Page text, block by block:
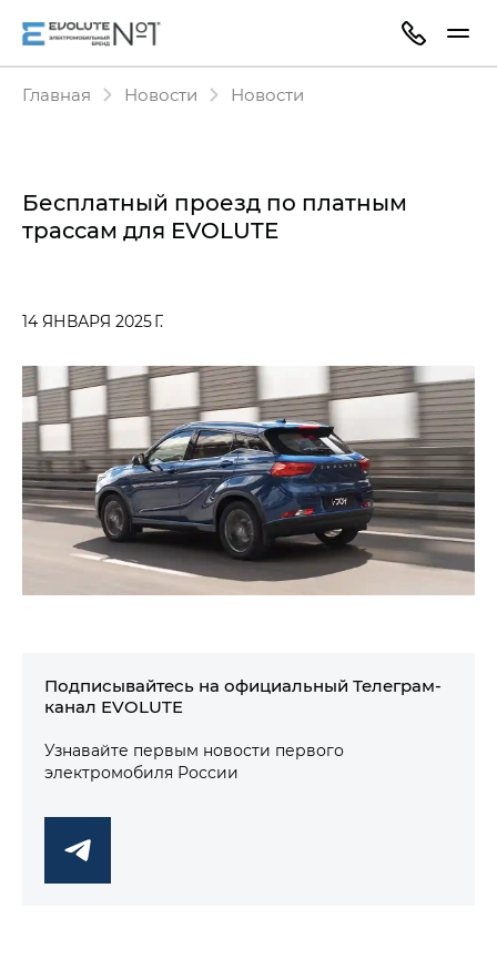
Главная Новости Новости
Бесплатный проезд по платным
трассам для EVOLUTE
14 ЯНВАРЯ 2025 Г.
Подписывайтесь на официальный Телеграм-
канал EVOLUTE
Узнавайте первым новости первого
электромобиля России